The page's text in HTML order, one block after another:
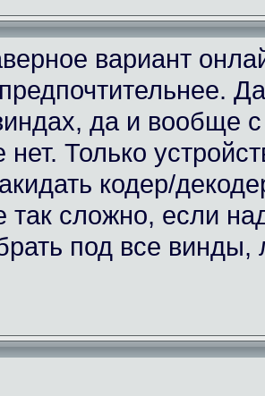
вариант
да и вообще с
Только
кодер/
так сложно, если
под все винды,